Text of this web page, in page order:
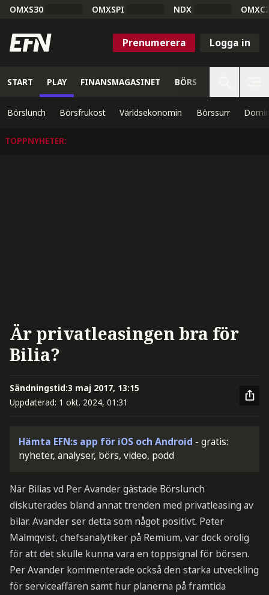
OMXS30 OMXSPI NDX
Prenumerera Logga in
START PLAY FINANSMAGASINET BÖRS
Börslunch Börsfrukost Världsekonomin Börssurr
TOPPNYHETER:
Är privatleasingen bra för
Bilia?
Sändningstid:3 maj 2017, 13:15
Uppdaterad: 1 okt. 2024, 01:31
Hämta EFN:s app för iOS och Android - gratis:
nyheter, analyser, börs, video, podd
När Bilias vd Per Avander gästade Börslunch
diskuterades bland annat trenden med privatleasing av
bilar. Avander ser detta som något positivt. Peter
Malmqvist, chefsanalytiker på Remium, var dock orolig
för att det skulle kunna vara en toppsignal för börsen.
Per Avander kommenterade också den starka utveckling
för serviceaffären samt hur planerna på framtida